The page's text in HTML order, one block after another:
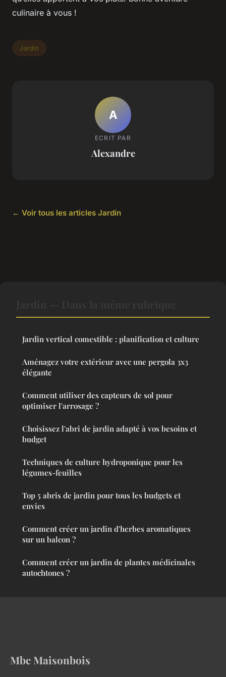
culinaire à vous !
Jardin
A
ECRIT PAR
Alexandre
← Voir tous les articles Jardin
Jardin vertical comestible : planification et culture
Aménagez votre extérieur avec une pergola 3x3
élégante
Comment utiliser des capteurs de sol pour
optimiser l'arrosage ?
Choisissez l'abri de jardin adapté à vos besoins et
budget
Techniques de culture hydroponique pour les
légumes-feuilles
Top 5 abris de jardin pour tous les budgets et
envies
Comment créer un jardin d'herbes aromatiques
sur un balcon ?
Comment créer un jardin de plantes médicinales
autochtones ?
Mbc Maisonbois